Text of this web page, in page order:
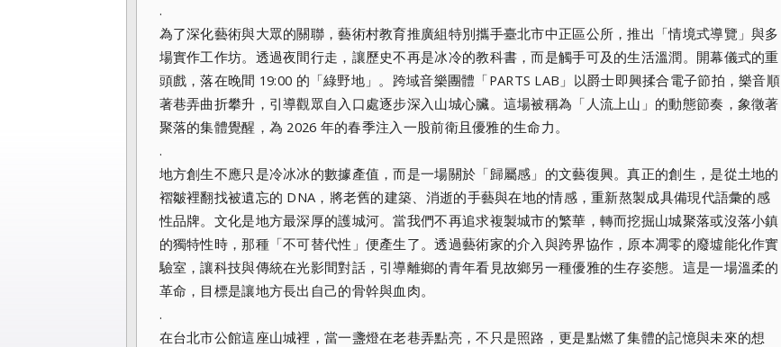
.
為了深化藝術與大眾的關聯，藝術村教育推廣組特別攜手臺北市中正區公所，推出「情境式導覽」與多
場實作工作坊。透過夜間行走，讓歷史不再是冰冷的教科書，而是觸手可及的生活溫潤。開幕儀式的重
頭戲，落在晚間 19:00 的「綠野地」。跨域音樂團體「PARTS LAB」以爵士即興揉合電子節拍，樂音順
著巷弄曲折攀升，引導觀眾自入口處逐步深入山城心臟。這場被稱為「人流上山」的動態節奏，象徵著
聚落的集體覺醒，為 2026 年的春季注入一股前衛且優雅的生命力。
.
地方創生不應只是冷冰冰的數據產值，而是一場關於「歸屬感」的文藝復興。真正的創生，是從土地的
褶皺裡翻找被遺忘的 DNA，將老舊的建築、消逝的手藝與在地的情感，重新熬製成具備現代語彙的感
性品牌。文化是地方最深厚的護城河。當我們不再追求複製城市的繁華，轉而挖掘山城聚落或沒落小鎮
的獨特性時，那種「不可替代性」便產生了。透過藝術家的介入與跨界協作，原本凋零的廢墟能化作實
驗室，讓科技與傳統在光影間對話，引導離鄉的青年看見故鄉另一種優雅的生存姿態。這是一場溫柔的
革命，目標是讓地方長出自己的骨幹與血肉。
.
在台北市公館這座山城裡，當一盞燈在老巷弄點亮，不只是照路，更是點燃了集體的記憶與未來的想